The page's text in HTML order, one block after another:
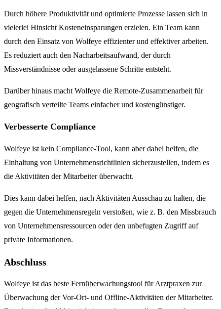
Durch höhere Produktivität und optimierte Prozesse lassen sich in
vielerlei Hinsicht Kosteneinsparungen erzielen. Ein Team kann
durch den Einsatz von Wolfeye effizienter und effektiver arbeiten.
Es reduziert auch den Nacharbeitsaufwand, der durch
Missverständnisse oder ausgelassene Schritte entsteht.
Darüber hinaus macht Wolfeye die Remote-Zusammenarbeit für
geografisch verteilte Teams einfacher und kostengünstiger.
Verbesserte Compliance
Wolfeye ist kein Compliance-Tool, kann aber dabei helfen, die
Einhaltung von Unternehmensrichtlinien sicherzustellen, indem es
die Aktivitäten der Mitarbeiter überwacht.
Dies kann dabei helfen, nach Aktivitäten Ausschau zu halten, die
gegen die Unternehmensregeln verstoßen, wie z. B. den Missbrauch
von Unternehmensressourcen oder den unbefugten Zugriff auf
private Informationen.
Abschluss
Wolfeye ist das beste Fernüberwachungstool für Arztpraxen zur
Überwachung der Vor-Ort- und Offline-Aktivitäten der Mitarbeiter.